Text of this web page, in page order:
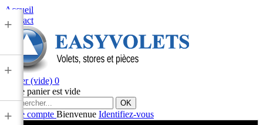
Accueil
Contact
Panier (vide) 0
Votre panier est vide
OK
Votre compte Bienvenue Identifiez-vous
+
+
+